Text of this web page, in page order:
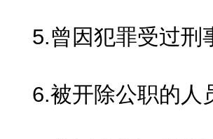
5.曾因犯罪受过刑
6.被开除公职的人